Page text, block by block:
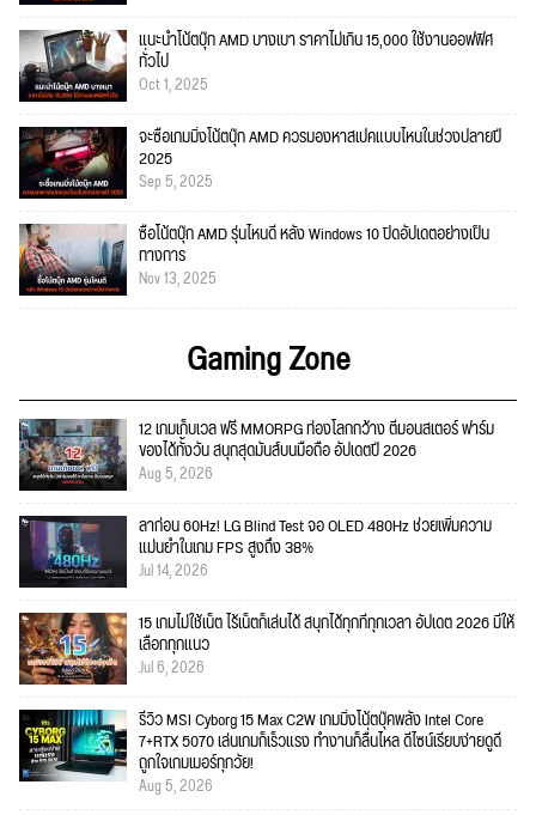
แนะนำโน้ตบุ๊ก AMD บางเบา ราคาไม่เกิน 15,000 ใช้งานออฟฟิศ
ทั่วไป
Oct 1, 2025
จะซื้อเกมมิ่งโน้ตบุ๊ก AMD ควรมองหาสเปคแบบไหนในช่วงปลายปี
2025
Sep 5, 2025
ซื้อโน้ตบุ๊ก AMD รุ่นไหนดี หลัง Windows 10 ปิดอัปเดตอย่างเป็น
ทางการ
Nov 13, 2025
Gaming Zone
12 เกมเก็บเวล ฟรี MMORPG ท่องโลกกว้าง ตีมอนสเตอร์ ฟาร์ม
ของได้ทั้งวัน สนุกสุดมันส์บนมือถือ อัปเดตปี 2026
Aug 5, 2026
ลาก่อน 60Hz! LG Blind Test จอ OLED 480Hz ช่วยเพิ่มความ
แม่นยำในเกม FPS สูงถึง 38%
Jul 14, 2026
15 เกมไม่ใช้เน็ต ไร้เน็ตก็เล่นได้ สนุกได้ทุกที่ทุกเวลา อัปเดต 2026 มีให้
เลือกทุกแนว
Jul 6, 2026
รีวิว MSI Cyborg 15 Max C2W เกมมิ่งโน้ตบุ๊คพลัง Intel Core
7+RTX 5070 เล่นเกมก็เร็วแรง ทำงานก็ลื่นไหล ดีไซน์เรียบง่ายดูดี
ถูกใจเกมเมอร์ทุกวัย!
Aug 5, 2026